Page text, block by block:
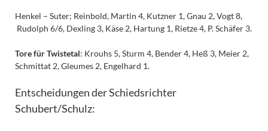
Henkel – Suter; Reinbold, Martin 4, Kutzner 1, Gnau 2, Vogt 8,
Rudolph 6/6, Dexling 3, Käse 2, Hartung 1, Rietze 4, P. Schäfer 3.
Tore für Twistetal: Krouhs 5, Sturm 4, Bender 4, Heß 3, Meier 2,
Schmittat 2, Gleumes 2, Engelhard 1.
Entscheidungen der Schiedsrichter
Schubert/Schulz: